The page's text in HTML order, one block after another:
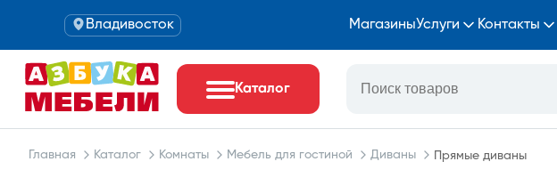
Владивосток МагазиныУслуги Контакты
Каталог
Главная Каталог Комнаты Мебель для гостиной Диваны Прямые диваны